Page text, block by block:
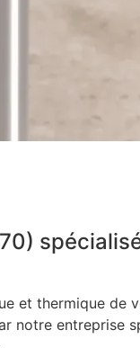
et thermique de
notre entreprise